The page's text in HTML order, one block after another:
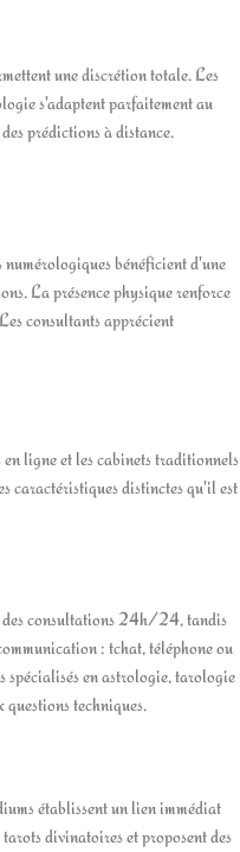
une discrétion totale. Les
s'adaptent parfaitement au
prédictions à distance.
bénéficient d'une
La présence physique renforce
consultants apprécient
en ligne et les cabinets traditionnels
caractéristiques distinctes qu'il est
des consultations 24h/24, tandis
: tchat, téléphone ou
spécialisés en astrologie, tarologie
techniques.
établissent un lien immédiat
divinatoires et proposent des